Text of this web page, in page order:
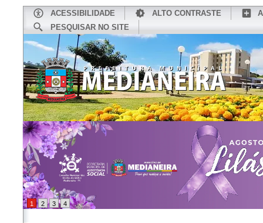
ACESSIBILIDADE ALTO CONTRASTE
PESQUISAR NO SITE
CONHEÇA MEDIANEIRA
1 2 3 4